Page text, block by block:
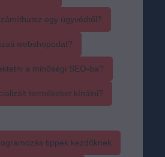
egy ügyvédtől?
webshopodat?
a minőségi SEO-ba?
termékeket kínálni?
tippek kezdőknek